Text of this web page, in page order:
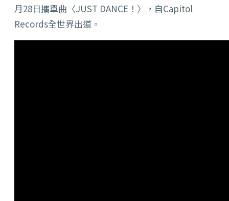
月28日攜單曲〈JUST DANCE！〉，自Capitol
Records全世界出道。